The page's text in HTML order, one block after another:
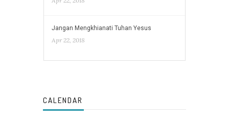
Jangan Mengkhianati Tuhan Yesus
Apr 22, 2018
CALENDAR